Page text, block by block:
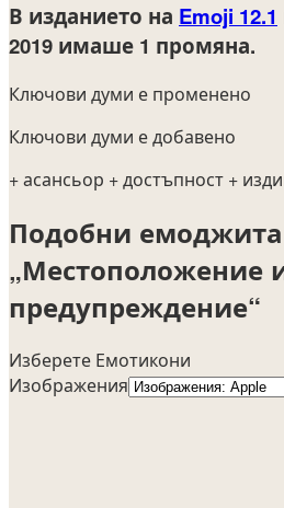
В изданието на Emoji 12.1
2019 имаше 1 промяна.
Ключови думи е променено
Ключови думи е добавено
+ асансьор + достъпност +
Подобни
„Местоположение
предупреждение“
Изберете Емотикони
Изображения